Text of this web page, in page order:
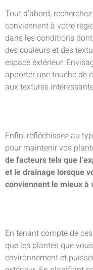
Tout d’abord,
conviennent à votre
dans les conditions
des couleurs et des
espace extérieur.
apporter une touche de
aux textures
Enfin, réfléchissez au
pour maintenir vos
de facteurs tels que
et le drainage lorsque
conviennent le mieux à
En tenant compte de
que les plantes que
environnement et